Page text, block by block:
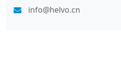
info@helvo.cn